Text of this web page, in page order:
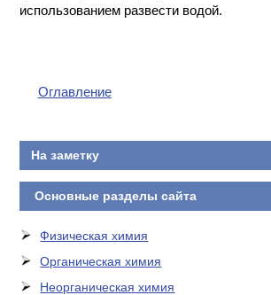
использованием развести водой.
Оглавление
На заметку
Основные разделы сайта
Физическая химия
Органическая химия
Неорганическая химия